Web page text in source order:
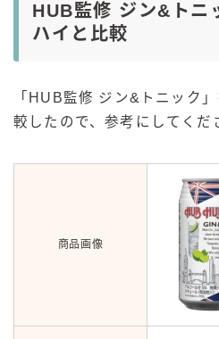
HUB監修 ジン&トニ
ハイと比較
「HUB監修 ジン&トニック
較したので、参考にしてくだ
商品画像